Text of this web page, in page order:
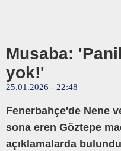
Musaba:
yok!'
25.01.2026 - 22:48
Fenerbahçe'de Nene
sona eren Göztepe
açıklamalarda